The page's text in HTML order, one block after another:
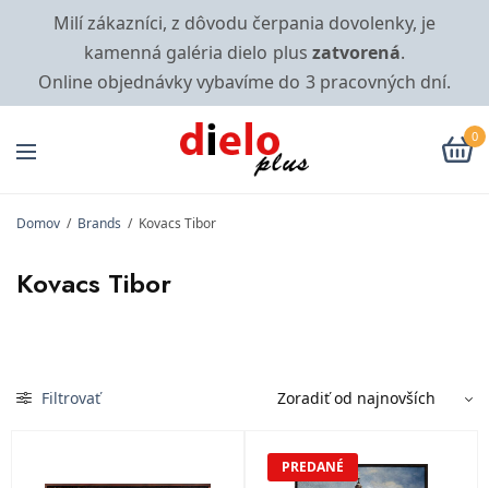
Milí zákazníci, z dôvodu čerpania dovolenky, je
kamenná galéria dielo plus zatvorená.
Online objednávky vybavíme do 3 pracovných dní.
0
Domov / Brands / Kovacs Tibor
Kovacs Tibor
Filtrovať
PREDANÉ